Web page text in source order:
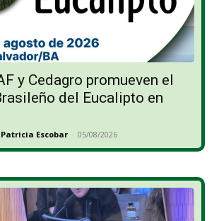
y Cedagro promueven el
del Eucalipto en
Patricia Escobar - 05/08/2026